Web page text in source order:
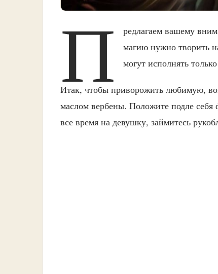
П
редлагаем вашему
магию нужно творить
могут исполнять
Итак, чтобы приворожить любимую,
маслом вербены. Положите подле себя
все время на девушку, займитесь